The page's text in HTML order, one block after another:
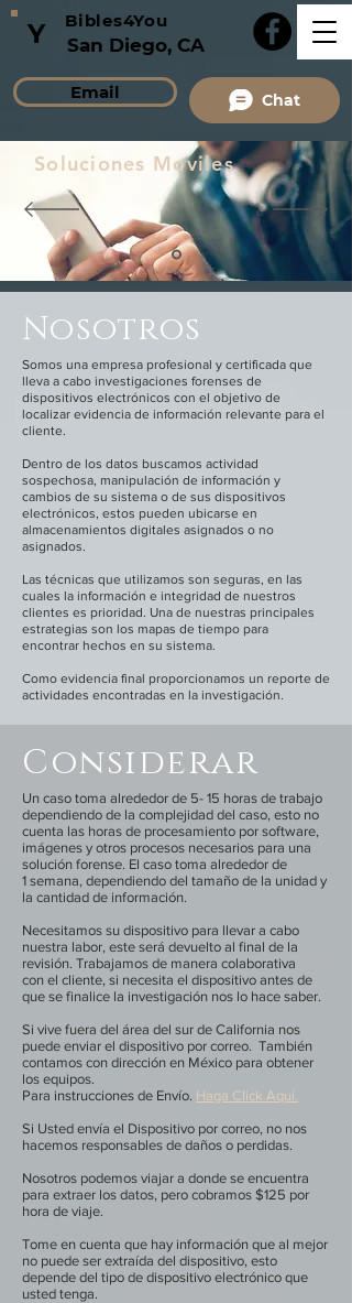
Bibles4You
Y
Email Chat
San Diego, CA
Soluciones Moviles
Nosotros
Somos una empresa profesional y certificada que
lleva a cabo investigaciones forenses de
dispositivos electrónicos con el objetivo de
localizar evidencia de información relevante para el
cliente.
Dentro de los datos buscamos actividad
sospechosa, manipulación de información y
cambios de su sistema o de sus dispositivos
electrónicos, estos pueden ubicarse en
almacenamientos digitales asignados o no
asignados.
Las técnicas que utilizamos son seguras, en las
cuales la información e integridad de nuestros
clientes es prioridad. Una de nuestras principales
estrategias son los mapas de tiempo para
encontrar hechos en su sistema.
Como evidencia final proporcionamos un reporte de
actividades encontradas en la investigación.
Considerar
Un caso toma alrededor de 5- 15 horas de trabajo
dependiendo de la complejidad del caso, esto no
cuenta las horas de procesamiento por software,
imágenes y otros procesos necesarios para una
solución forense. El caso toma alrededor de
1 semana, dependiendo del tamaño de la unidad y
la cantidad de información.
Necesitamos su dispositivo para llevar a cabo
nuestra labor, este será devuelto al final de la
revisión. Trabajamos de manera colaborativa
con el cliente, si necesita el dispositivo antes de
que se finalice la investigación nos lo hace saber.
Si vive fuera del área del sur de California nos
puede enviar el dispositivo por correo. También
contamos con dirección en México para obtener
los equipos.
Para instrucciones de Envío. Haga Click Aquí.
Si Usted envía el Dispositivo por correo, no nos
hacemos responsables de daños o perdidas.
Nosotros podemos viajar a donde se encuentra
para extraer los datos, pero cobramos $125 por
hora de viaje.
Tome en cuenta que hay información que al mejor
no puede ser extraída del dispositivo, esto
depende del tipo de dispositivo electrónico que
usted tenga.